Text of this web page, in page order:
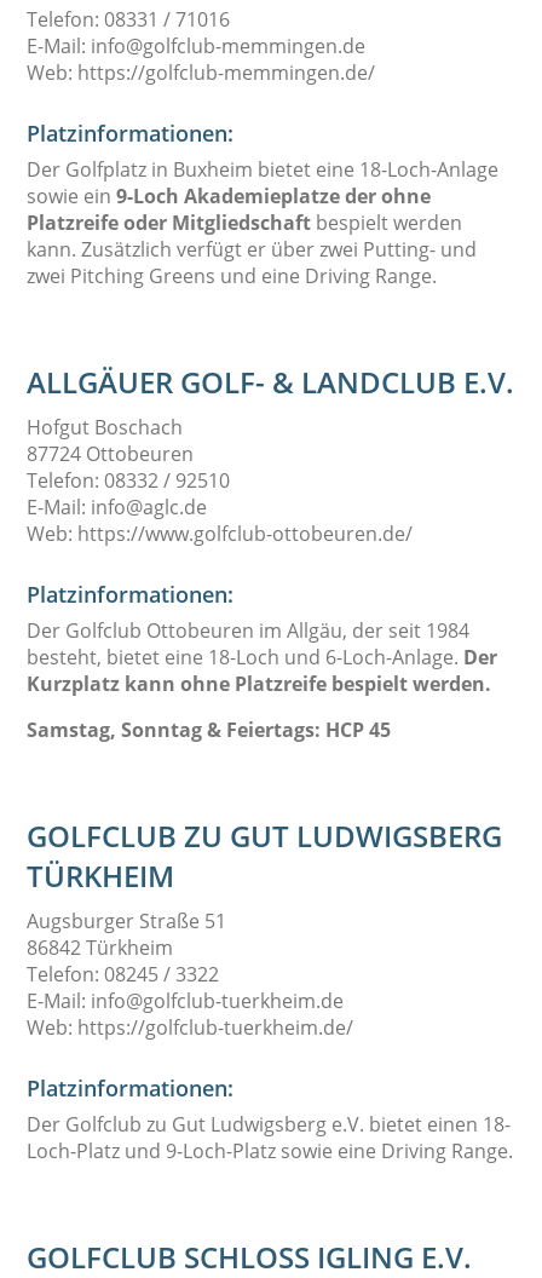
Telefon: 08331 / 71016
E-Mail: info@golfclub-memmingen.de
Web: https://golfclub-memmingen.de/
Platzinformationen:
Der Golfplatz in Buxheim bietet eine 18-Loch-Anlage
sowie ein9-Loch Akademieplatze der ohne
Platzreife oder Mitgliedschaft bespielt werden
kann. Zusätzlich verfügt er über zwei Putting- und
zwei Pitching Greens und eine Driving Range.
ALLGÄUER GOLF- & LANDCLUB E.V.
Hofgut Boschach
87724 Ottobeuren
Telefon: 08332 / 92510
E-Mail: info@aglc.de
Web: https://www.golfclub-ottobeuren.de/
Platzinformationen:
Der Golfclub Ottobeuren im Allgäu, der seit 1984
besteht, bietet eine 18-Loch und 6-Loch-Anlage. Der
Kurzplatz kann ohne Platzreife bespielt werden.
Samstag, Sonntag & Feiertags: HCP 45
GOLFCLUB ZU GUT LUDWIGSBERG
TÜRKHEIM
Augsburger Straße 51
86842 Türkheim
Telefon: 08245 / 3322
E-Mail: info@golfclub-tuerkheim.de
Web: https://golfclub-tuerkheim.de/
Platzinformationen:
Der Golfclub zu Gut Ludwigsberg e.V. bietet einen 18-
Loch-Platz und 9-Loch-Platz sowie eine Driving Range.
GOLFCLUB SCHLOSS IGLING E.V.